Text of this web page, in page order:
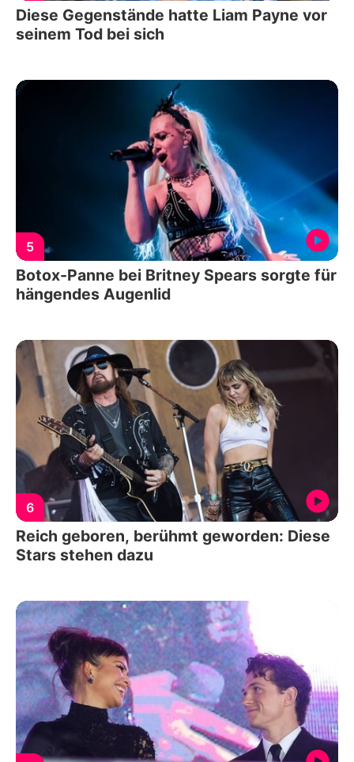
Diese Gegenstände hatte Liam Payne vor
seinem Tod bei sich
5
Botox-Panne bei Britney Spears sorgte für
hängendes Augenlid
6
Reich geboren, berühmt geworden: Diese
Stars stehen dazu